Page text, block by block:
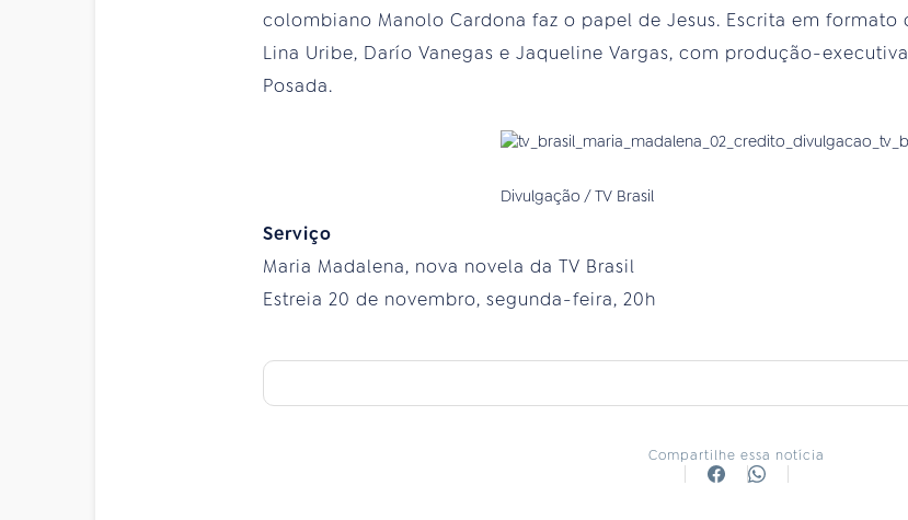
colombiano Manolo Cardona faz o papel de Jesus. Escrita em formato
Lina Uribe, Darío Vanegas e Jaqueline Vargas, com produção-
Posada.
Divulgação / TV Brasil
Serviço
Maria Madalena, nova novela da TV Brasil
Estreia 20 de novembro, segunda-feira, 20h
Compartilhe essa notícia